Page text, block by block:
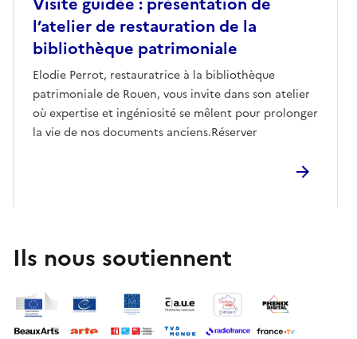
l’atelier de restauration de la
bibliothèque patrimoniale
Elodie Perrot, restauratrice à la bibliothèque
patrimoniale de Rouen, vous invite dans son atelier
où expertise et ingéniosité se mêlent pour prolonger
la vie de nos documents anciens.Réserver
Ils nous soutiennent